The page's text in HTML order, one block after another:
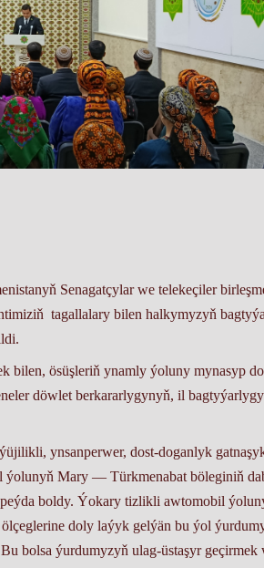
Senagatçylar we telekeçiler
tagallalary bilen halkymyzyň
bilen, ösüşleriň ynamly ýoluny mynasyp
döwlet berkararlygynyň, il
ynsanperwer, dost-doganlyk
Mary — Türkmenabat böleginiň
boldy. Ýokary tizlikli awtomobil
doly laýyk gelýän bu ýol
bolsa ýurdumyzyň ulag-üstaşyr geçirmek